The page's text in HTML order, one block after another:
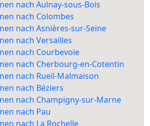
nach Aulnay-sous-Bois
nach Colombes
nach Asnières-sur-Seine
nach Versailles
nach Courbevoie
nach Cherbourg-en-Cotentin
nach Rueil-Malmaison
nach Béziers
nach Champigny-sur-Marne
nach Pau
nach La Rochelle